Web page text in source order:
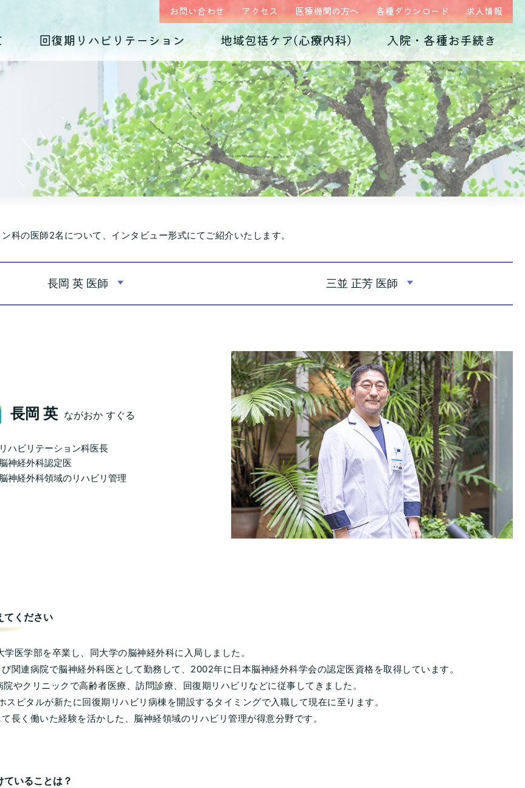
お問い合わせ アクセス 医療機関の方へ 各種ダウンロード 求人情報
回復期リハビリテーション 地域包括ケア(心療内科) 入院・各種お手続き
じめまして、
診療科の紹介 医師紹介
医師紹介 インタビュー 院内紹介
病院概要
アクセス
復期リハビリテーション 入院生活について
当院の特徴
（くじらグルメ）
域包括ケア(心療内科)のご案内 外来予約相談フォーム
うつ病
適応障害
発達障害
PTSD
子育て不安・虐待
思春期の問題
老年期の問題 高次脳機能障害
院のご案内 各種ダウンロード 診断書・証明書
科の医師2名について、インタビュー形式にてご紹介いたします。
長岡 英 医師 三並 正芳 医師
長岡 英 ながおか すぐる
リハビリテーション科医長
脳神経外科認定医
脳神経外科領域のリハビリ管理
てください
医学部を卒業し、同大学の脳神経外科に入局しました。
関連病院で脳神経外科医として勤務して、2002年に日本脳神経外科学会の認定医資格を取得しています。
やクリニックで高齢者医療、訪問診療、回復期リハビリなどに従事してきました。
スピタルが新たに回復期リハビリ病棟を開設するタイミングで入職して現在に至ります。
長く働いた経験を活かした、脳神経領域のリハビリ管理が得意分野です。
ていることは？